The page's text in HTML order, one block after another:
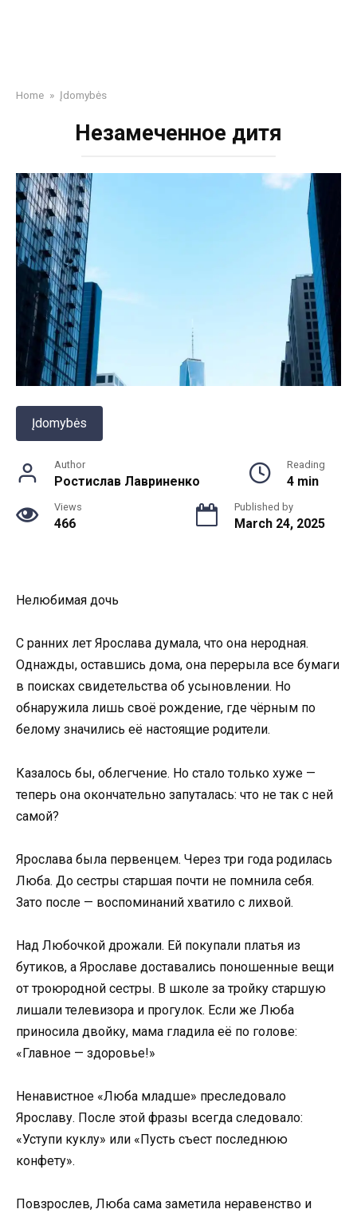
Home » Įdomybės
Незамеченное дитя
Įdomybės
Author
Ростислав Лавриненко
Reading
4 min
Views
466
Published by
March 24, 2025
Нелюбимая дочь
С ранних лет Ярослава думала, что она неродная.
Однажды, оставшись дома, она перерыла все бумаги
в поисках свидетельства об усыновлении. Но
обнаружила лишь своё рождение, где чёрным по
белому значились её настоящие родители.
Казалось бы, облегчение. Но стало только хуже —
теперь она окончательно запуталась: что не так с ней
самой?
Ярослава была первенцем. Через три года родилась
Люба. До сестры старшая почти не помнила себя.
Зато после — воспоминаний хватило с лихвой.
Над Любочкой дрожали. Ей покупали платья из
бутиков, а Ярославе доставались поношенные вещи
от троюродной сестры. В школе за тройку старшую
лишали телевизора и прогулок. Если же Люба
приносила двойку, мама гладила её по голове:
«Главное — здоровье!»
Ненавистное «Люба младше» преследовало
Ярославу. После этой фразы всегда следовало:
«Уступи куклу» или «Пусть съест последнюю
конфету».
Повзрослев, Люба сама заметила неравенство и